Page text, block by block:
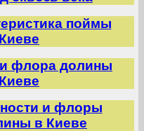
поймы
и флора долины
и флоры
в Киеве